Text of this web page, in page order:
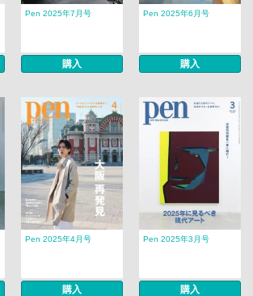
Pen 2025年7月号
購入
Pen 2025年6月号
購入
Pen 2025年4月号
購入
Pen 2025年3月号
購入